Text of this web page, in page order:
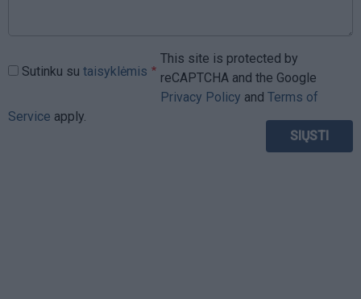
Sutinku su taisyklėmis
This site is protected by
reCAPTCHA and the Google
Privacy Policy and Terms of
Service apply.